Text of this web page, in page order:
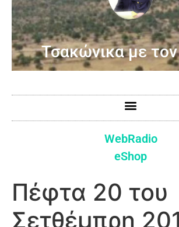
Τσακώνικα με
WebRadio
eShop
Πέφτα 20 του
Σετθέμπρη